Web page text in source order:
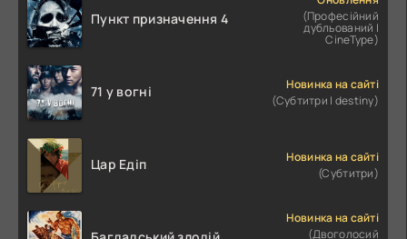
Пункт призначення 4
(Професійний
дубльований |
CineType)
71 у вогні
Новинка на сайті
(Субтитри | destiny)
Цар Едіп
Новинка на сайті
(Субтитри)
Новинка на сайті
(Двоголосий